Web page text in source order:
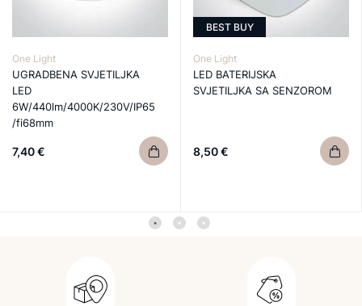
One Light
UGRADBENA SVJETILJKA
LED
6W/440lm/4000K/230V/IP65
/fi68mm
7,40 €
BEST BUY
One Light
LED BATERIJSKA
SVJETILJKA SA SENZOROM
8,50 €